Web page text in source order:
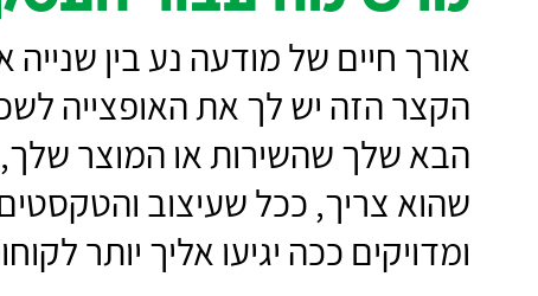
תגיב,
תציע,
תשאל
שאלה,
בוא
לבקר
אותנו
אורך חיים של מודעה נע בין שנייה
הקצר הזה יש לך את האופצייה
הבא שלך שהשירות או המוצר
שהוא צריך, ככל שעיצוב והטקסטים
ומדויקים ככה יגיעו אליך יותר